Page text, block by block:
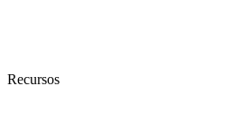
Recursos